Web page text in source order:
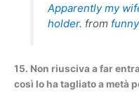
Apparently my
holder. from funny
15. Non riusciva a far
così lo ha tagliato a metà